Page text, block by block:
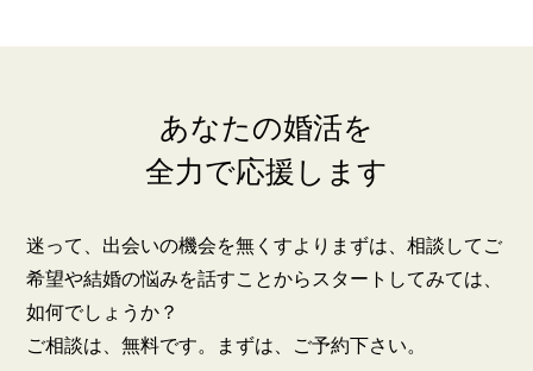
鹿児島店 佐世保店
あなたの婚活を
全力で応援します
迷って、出会いの機会を無くすよりまずは、相談してご
希望や結婚の悩みを話すことからスタートしてみては、
如何でしょうか？
ご相談は、無料です。まずは、ご予約下さい。